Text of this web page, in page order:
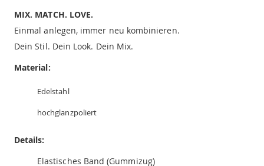
MIX. MATCH. LOVE.
Einmal anlegen, immer neu kombinieren.
Dein Stil. Dein Look. Dein Mix.
Material:
Edelstahl
hochglanzpoliert
Details:
Elastisches Band (Gummizug)